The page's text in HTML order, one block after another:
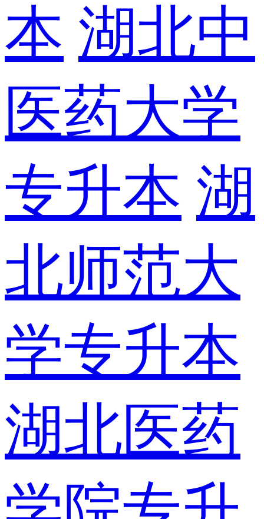
本 湖北中
医药大学
专升本 湖
北师范大
学专升本
湖北医药